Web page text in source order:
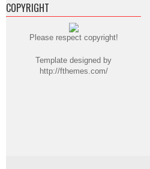
COPYRIGHT
Please respect copyright!
Template designed by
http://fthemes.com/